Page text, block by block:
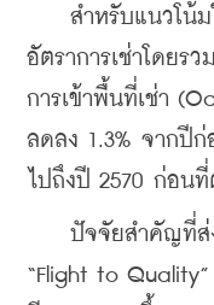
สำหรับแนวโน้ม
อัตราการเช่าโดยร
การเข้าพื้นที่เช่า
ลดลง 1.3% จากปี
ไปถึงปี 2570 ก่อน
ปัจจัยสำคัญที่ส่ง
“Flight to